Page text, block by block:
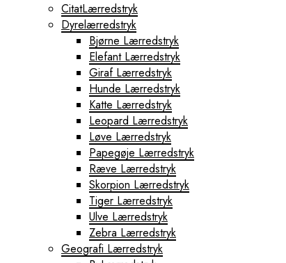
CitatLærredstryk
Dyrelærredstryk
Bjørne Lærredstryk
Elefant Lærredstryk
Giraf Lærredstryk
Hunde Lærredstryk
Katte Lærredstryk
Leopard Lærredstryk
Løve Lærredstryk
Papegøje Lærredstryk
Ræve Lærredstryk
Skorpion Lærredstryk
Tiger Lærredstryk
Ulve Lærredstryk
Zebra Lærredstryk
Geografi Lærredstryk